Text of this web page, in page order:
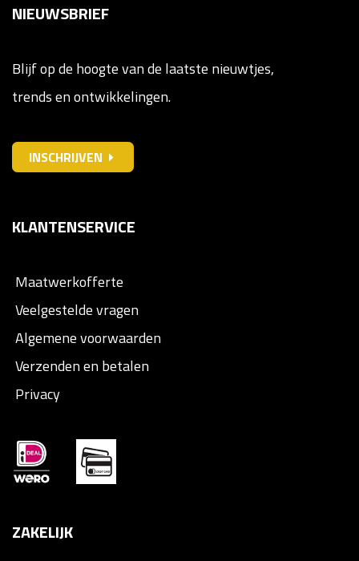
NIEUWSBRIEF
Blijf op de hoogte van de laatste nieuwtjes,
trends en ontwikkelingen.
INSCHRIJVEN
KLANTENSERVICE
Maatwerkofferte
Veelgestelde vragen
Algemene voorwaarden
Verzenden en betalen
Privacy
ZAKELIJK